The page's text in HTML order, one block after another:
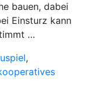
bauen, dabei
Einsturz kann
…
,